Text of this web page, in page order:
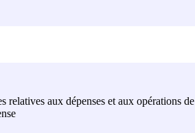
relatives aux dépenses et aux opérations de